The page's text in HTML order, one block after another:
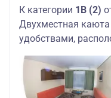
К категории 1В (2)
Двухместная
удобствами,